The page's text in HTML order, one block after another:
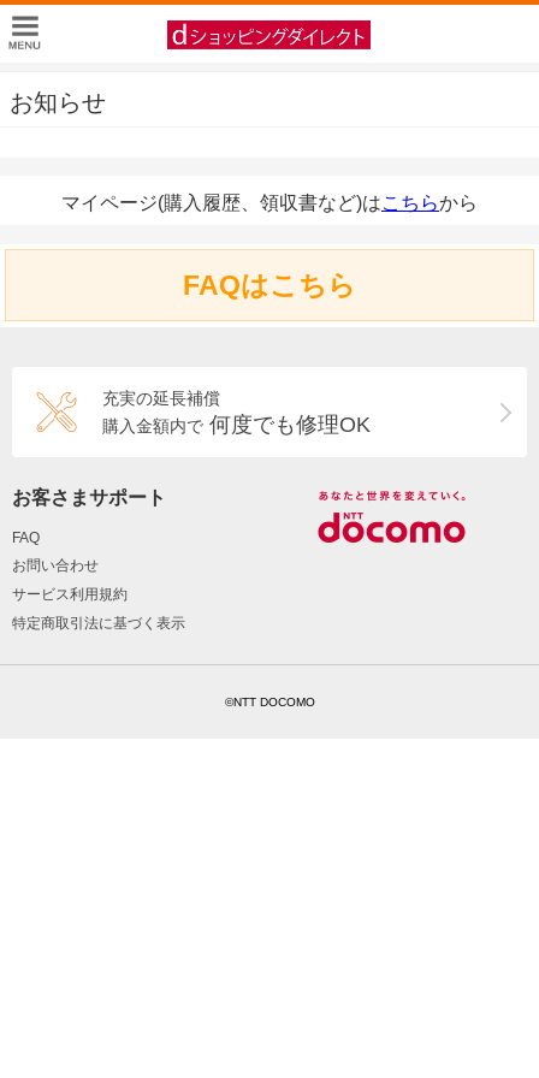
お知らせ
マイページ(購入履歴、領収書など)はこちらから
FAQはこちら
充実の延長補償
購入金額内で 何度でも修理OK
お客さまサポート
FAQ
お問い合わせ
サービス利用規約
特定商取引法に基づく表示
©NTT DOCOMO